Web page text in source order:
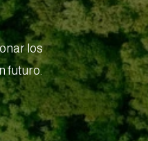
los
futuro.